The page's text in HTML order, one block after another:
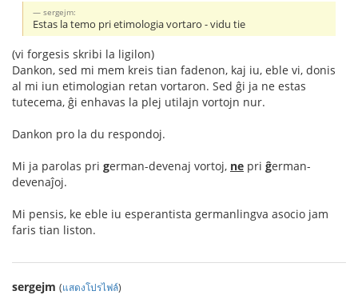
sergejm:
Estas la temo pri etimologia vortaro - vidu tie
(vi forgesis skribi la ligilon)
Dankon, sed mi mem kreis tian fadenon, kaj iu, eble vi, donis
al mi iun etimologian retan vortaron. Sed ĝi ja ne estas
tutecema, ĝi enhavas la plej utilajn vortojn nur.
Dankon pro la du respondoj.
Mi ja parolas pri german-devenaj vortoj, ne pri ĝerman-
devenaĵoj.
Mi pensis, ke eble iu esperantista germanlingva asocio jam
faris tian liston.
sergejm (แสดงโปรไฟล์)